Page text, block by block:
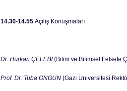
14.30-14.55 Açılış Konuşmaları
Dr. Hürkan ÇELEBİ(Bilim ve Bilimsel Felsefe
Prof. Dr. Tuba ONGUN (Gazi Üniversitesi